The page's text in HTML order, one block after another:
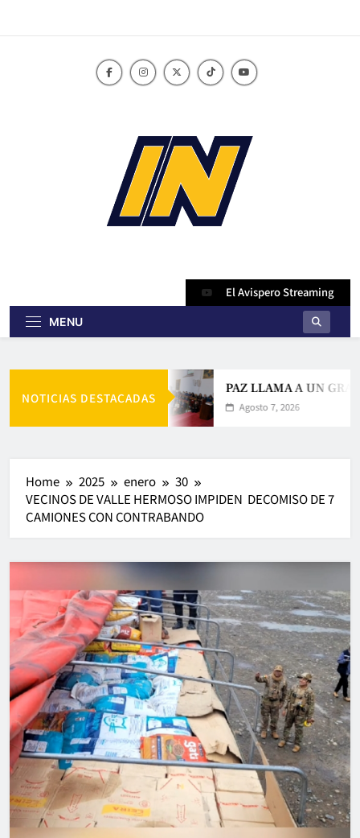
innoticiasbo.com
MENU
El Avispero Streaming
NOTICIAS DESTACADAS
PAZ LLAMA A UN
Agosto 7, 2026
Home 2025 enero
30
VECINOS DE VALLE HERMOSO IMPIDEN DECOMISO DE 7
CAMIONES CON CONTRABANDO